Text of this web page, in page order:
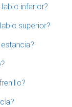
inferior?
superior?